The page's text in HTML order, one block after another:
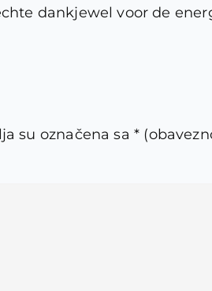
dankjewel voor de
su označena sa *